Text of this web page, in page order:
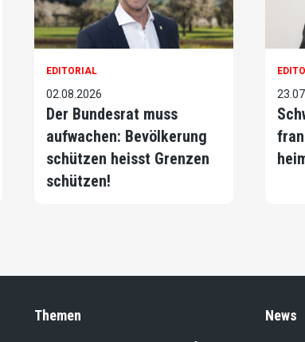
EDITORIAL
02.08.2026
Der Bundesrat muss
aufwachen: Bevölkerung
schützen heisst Grenzen
schützen!
Themen News